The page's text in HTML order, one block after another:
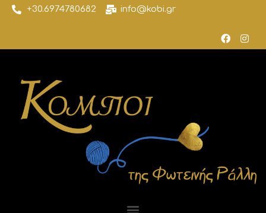
+30.6974780682 info@kobi.gr